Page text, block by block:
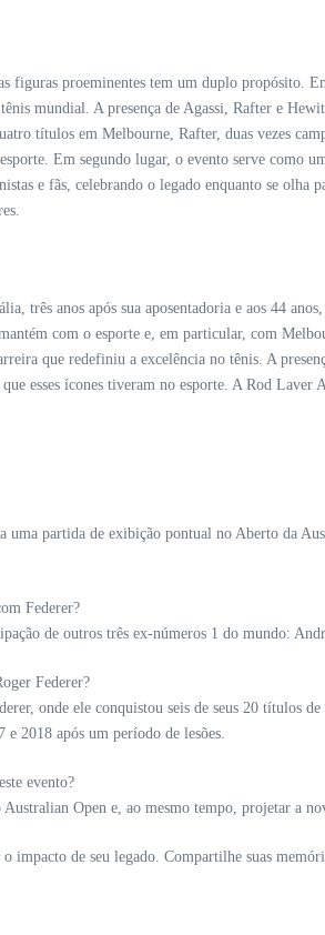
figuras proeminentes tem um duplo propósito.
mundial. A presença de Agassi, Rafter e
títulos em Melbourne, Rafter, duas vezes
Em segundo lugar, o evento serve
e fãs, celebrando o legado enquanto se
três anos após sua aposentadoria e aos 44
com o esporte e, em particular, com
que redefiniu a excelência no tênis. A
esses ícones tiveram no esporte. A Rod
uma partida de exibição pontual no Aberto da
Federer?
de outros três ex-números 1 do mundo:
Federer?
onde ele conquistou seis de seus 20 títulos
2018 após um período de lesões.
evento?
Open e, ao mesmo tempo, projetar a
impacto de seu legado. Compartilhe suas